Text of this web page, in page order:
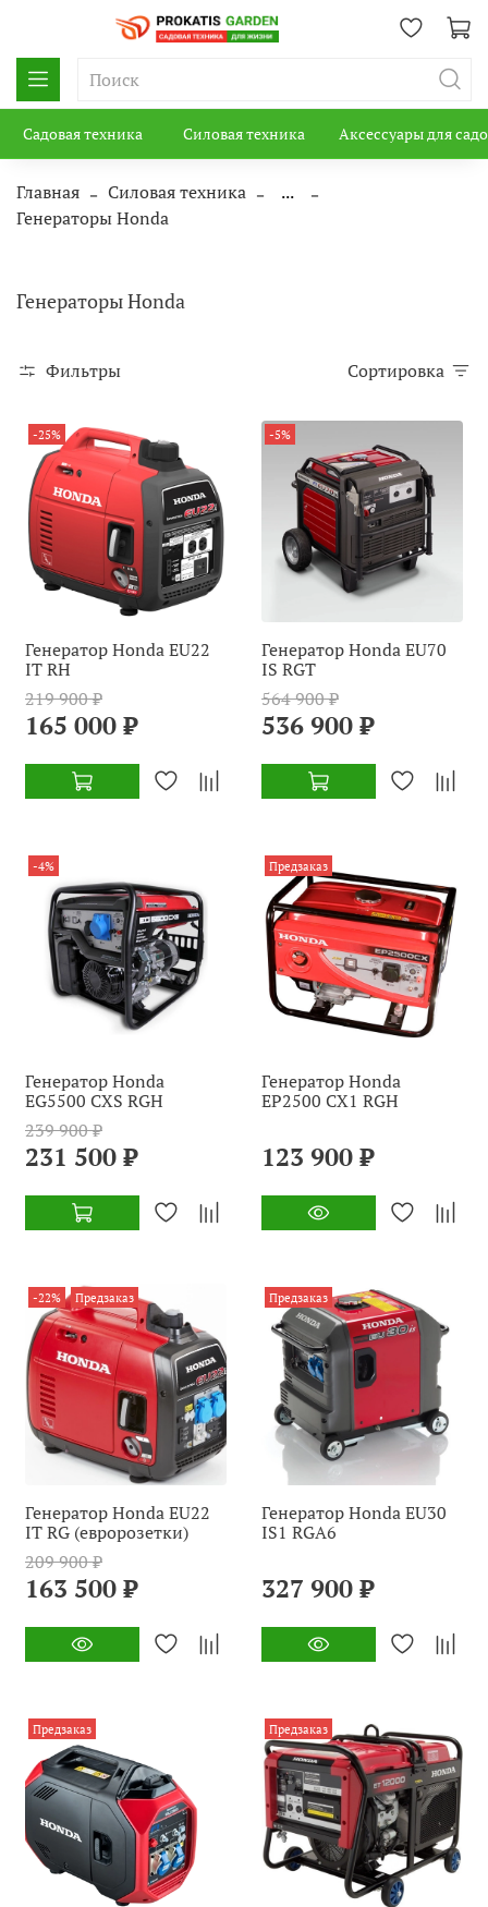
Садовая техника Силовая техника Аксессуары для
Главная Силовая техника
...
Генераторы Honda
Генераторы Honda
Фильтры Сортировка
-25%
Генератор Honda EU22
IT RH
219 900 ₽
165 000 ₽
-5%
Генератор Honda EU70
IS RGT
564 900 ₽
536 900 ₽
-4%
Генератор Honda
EG5500 CXS RGH
239 900 ₽
231 500 ₽
Предзаказ
Генератор Honda
EP2500 CX1 RGH
123 900 ₽
-22% Предзаказ
Генератор Honda EU22
IT RG (евророзетки)
209 900 ₽
163 500 ₽
Предзаказ
Генератор Honda EU30
IS1 RGA6
327 900 ₽
Предзаказ Предзаказ